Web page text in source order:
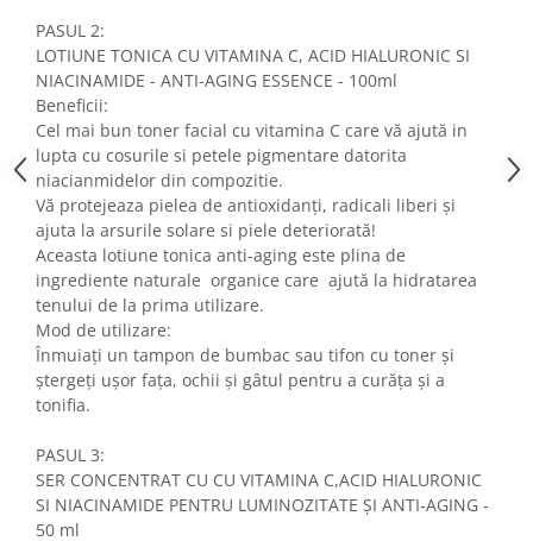
PASUL 2:
LOTIUNE TONICA CU VITAMINA C, ACID HIALURONIC SI
NIACINAMIDE - ANTI-AGING ESSENCE - 100ml
Beneficii:
Cel mai bun toner facial cu vitamina C care vă ajută in
lupta cu cosurile si petele pigmentare datorita
niacianmidelor din compozitie.
Vă protejeaza pielea de antioxidanți, radicali liberi și
ajuta la arsurile solare si piele deteriorată!
Aceasta lotiune tonica anti-aging este plina de
ingrediente naturale organice care ajută la hidratarea
tenului de la prima utilizare.
Mod de utilizare:
Înmuiați un tampon de bumbac sau tifon cu toner și
ștergeți ușor fața, ochii și gâtul pentru a curăța și a
tonifia.
PASUL 3:
SER CONCENTRAT CU CU VITAMINA C,ACID HIALURONIC
SI NIACINAMIDE PENTRU LUMINOZITATE ȘI ANTI-AGING -
50 ml